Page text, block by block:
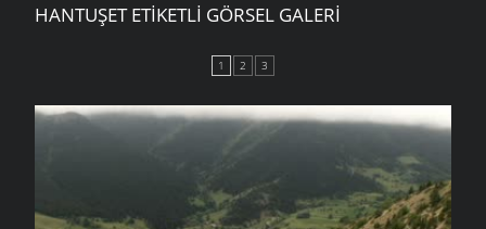
HANTUŞET ETIKETLI GÖRSEL GALERI
1 2 3